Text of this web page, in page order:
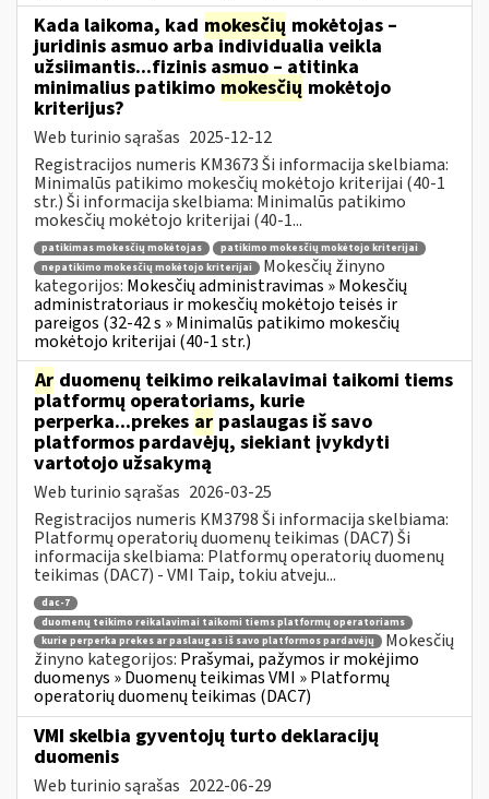
Kada laikoma, kad mokesčių mokėtojas –
juridinis asmuo arba individualia veikla
užsiimantis...fizinis asmuo – atitinka
minimalius patikimo mokesčių mokėtojo
kriterijus?
Web turinio sąrašas 2025-12-12
Registracijos numeris KM3673 Ši informacija skelbiama:
Minimalūs patikimo mokesčių mokėtojo kriterijai (40-1
str.) Ši informacija skelbiama: Minimalūs patikimo
mokesčių mokėtojo kriterijai (40-1...
patikimas mokesčių mokėtojas
patikimo mokesčių mokėtojo kriterijai
nepatikimo mokesčių mokėtojo kriterijai
Mokesčių žinyno
kategorijos: Mokesčių administravimas » Mokesčių
administratoriaus ir mokesčių mokėtojo teisės ir
pareigos (32-42 s » Minimalūs patikimo mokesčių
mokėtojo kriterijai (40-1 str.)
Ar duomenų teikimo reikalavimai taikomi tiems
platformų operatoriams, kurie
perperka...prekes ar paslaugas iš savo
platformos pardavėjų, siekiant įvykdyti
vartotojo užsakymą
Web turinio sąrašas 2026-03-25
Registracijos numeris KM3798 Ši informacija skelbiama:
Platformų operatorių duomenų teikimas (DAC7) Ši
informacija skelbiama: Platformų operatorių duomenų
teikimas (DAC7) - VMI Taip, tokiu atveju...
dac-7
duomenų teikimo reikalavimai taikomi tiems platformų operatoriams
kurie perperka prekes ar paslaugas iš savo platformos pardavėjų
Mokesčių
žinyno kategorijos: Prašymai, pažymos ir mokėjimo
duomenys » Duomenų teikimas VMI » Platformų
operatorių duomenų teikimas (DAC7)
VMI skelbia gyventojų turto deklaracijų
duomenis
Web turinio sąrašas 2022-06-29